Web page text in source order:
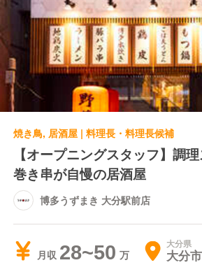
焼き鳥, 居酒屋 | 料理長・料理長候補
【オープニングスタッフ】調
巻き串が自慢の居酒屋
博多うずまき 大分駅前店
月収 28~50 大分県
大分市